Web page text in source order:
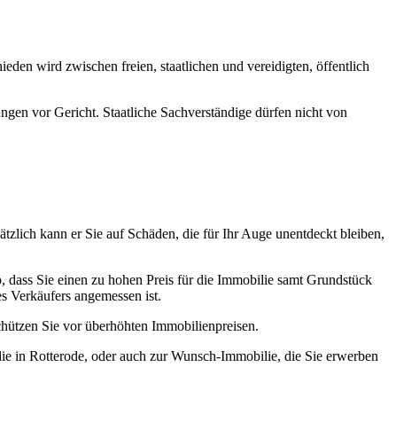
wird zwischen freien, staatlichen und vereidigten, öffentlich
vor Gericht. Staatliche Sachverständige dürfen nicht von
kann er Sie auf Schäden, die für Ihr Auge unentdeckt bleiben,
Sie einen zu hohen Preis für die Immobilie samt Grundstück
Verkäufers angemessen ist.
Sie vor überhöhten Immobilienpreisen.
in Rotterode, oder auch zur Wunsch-Immobilie, die Sie erwerben